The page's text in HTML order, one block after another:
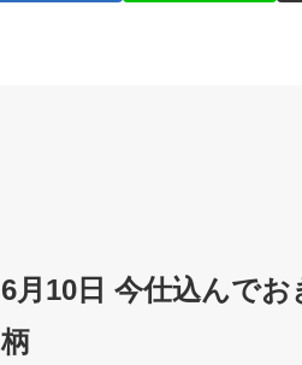
6月10日 今仕込んで
柄